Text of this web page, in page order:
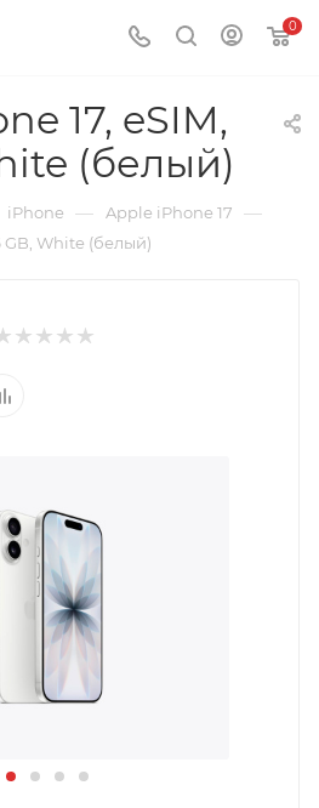
0
17, eSIM,
(белый)
iPhone — Apple iPhone 17 —
GB, White (белый)